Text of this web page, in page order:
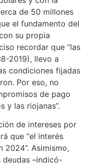
de 50 millones
el fundamento del
su propia
recordar que “las
2019), llevo a
condiciones fijadas
Por eso, no
de pago
y las riojanas”.
de intereses por
que “el interés
2024”. Asimismo,
deudas –indicó-